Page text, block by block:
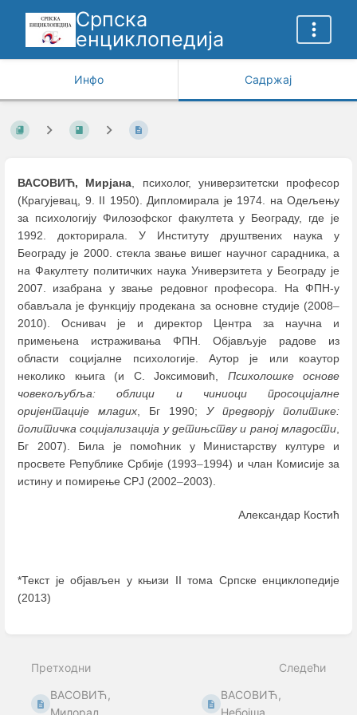
Српска
енциклопедија
Инфо Садржај
ВАСОВИЋ, Мирјана, психолог, универзитетски професор
(Крагујевац, 9. II 1950). Дипломирала је 1974. на Одељењу
за психологију Филозофског факултета у Београду, где је
1992. докторирала. У Институту друштвених наука у
Београду je 2000. стекла звање вишег научног сарадника, а
на Факултету политичких наука Универзитета у Београду je
2007. изабрана у звање редовног професора. На ФПН-у
обављала је функцију продекана за основне студије (2008–
2010). Оснивач је и директор Центра за научна и
примењена истраживања ФПН. Објављује радове из
области социјалне психологије. Аутор је или коаутор
неколико књига (и С. Јоксимовић, Психолошке основе
човекољубља: облици и чиниоци просоцијалне
оријентације младих, Бг 1990; У предворју политике:
политичка социјализација у детињству и раној младости,
Бг 2007). Била је помоћник у Министарству културе и
просвете Републике Србије (1993–1994) и члан Комисије за
истину и помирење СРЈ (2002–2003).
Александар Костић
*Текст је објављен у књизи II тома Српске енциклопедије
(2013)
mode
Претходни
ВАСОВИЋ,
Следећи
ВАСОВИЋ,